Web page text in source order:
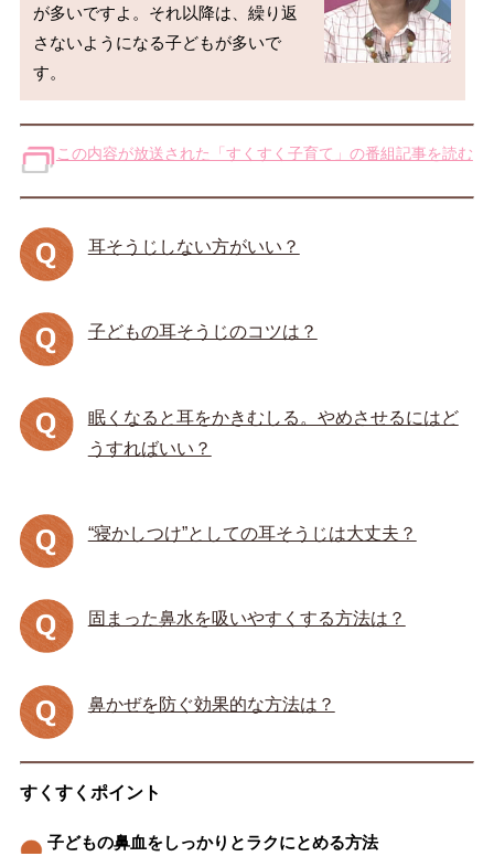
が多いですよ。それ以降は、繰り返
さないようになる子どもが多いで
す。
この内容が放送された「すくすく子育て」の番組記事を読む
耳そうじしない方がいい？
子どもの耳そうじのコツは？
眠くなると耳をかきむしる。やめさせるにはど
うすればいい？
“寝かしつけ”としての耳そうじは大丈夫？
固まった鼻水を吸いやすくする方法は？
鼻かぜを防ぐ効果的な方法は？
すくすくポイント
子どもの鼻血をしっかりとラクにとめる方法